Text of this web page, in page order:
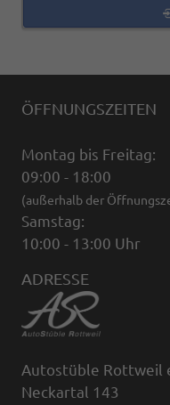
ÖFFNUNGSZEITEN
Montag bis Freitag:
09:00 - 18:00
(außerhalb der
Samstag:
10:00 - 13:00 Uhr
ADRESSE
Autostüble Rottweil
Neckartal 143